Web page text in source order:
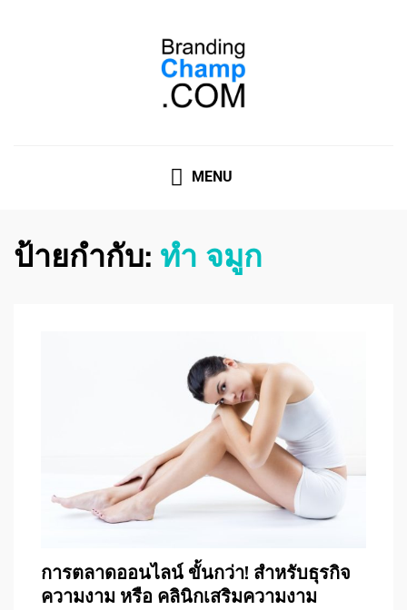
MENU
ป้ายกำกับ: ทํา จมูก
การตลาดออนไลน์ ขั้นกว่า! สำหรับธุรกิจ
ความงาม หรือ คลินิกเสริมความงาม